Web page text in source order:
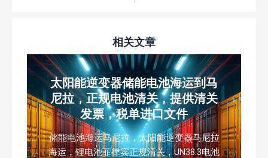
相关文章
太阳能逆变器储能电池海运到马
尼拉，正规电池清关，提供清关
发票，税单进口文件
储能电池海运马尼拉，太阳能逆变器马尼拉
海运，锂电池菲律宾正规清关，UN38.3电池